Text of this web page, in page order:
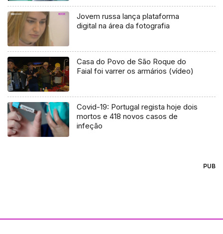
Jovem russa lança plataforma
digital na área da fotografia
Casa do Povo de São Roque do
Faial foi varrer os armários (vídeo)
Covid-19: Portugal regista hoje dois
mortos e 418 novos casos de
infeção
PUB